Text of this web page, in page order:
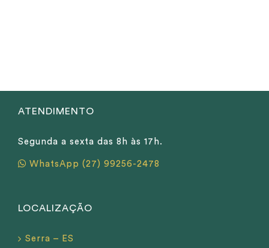
ATENDIMENTO
Segunda a sexta das 8h às 17h.
WhatsApp (27) 99256-2478
LOCALIZAÇÃO
Serra – ES